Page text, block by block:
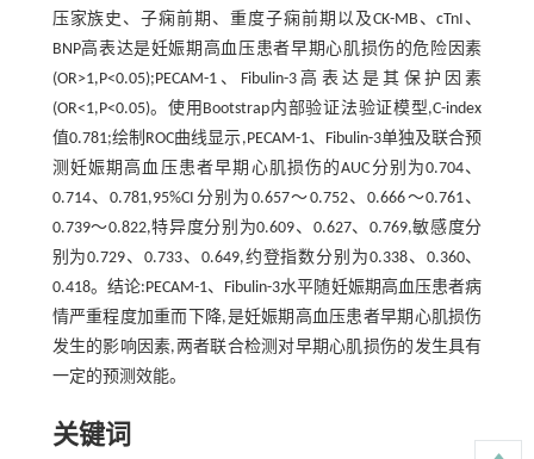
压家族史、子痫前期、重度子痫前期以及CK-MB、cTnI、
BNP高表达是妊娠期高血压患者早期心肌损伤的危险因素
(OR>1,P<0.05);PECAM-1、Fibulin-3高表达是其保护因素
(OR<1,P<0.05)。使用Bootstrap内部验证法验证模型,C-index
值0.781;绘制ROC曲线显示,PECAM-1、Fibulin-3单独及联合预
测妊娠期高血压患者早期心肌损伤的AUC分别为0.704、
0.714、0.781,95%CI分别为0.657～0.752、0.666～0.761、
0.739～0.822,特异度分别为0.609、0.627、0.769,敏感度分
别为0.729、0.733、0.649,约登指数分别为0.338、0.360、
0.418。结论:PECAM-1、Fibulin-3水平随妊娠期高血压患者病
情严重程度加重而下降,是妊娠期高血压患者早期心肌损伤
发生的影响因素,两者联合检测对早期心肌损伤的发生具有
一定的预测效能。
关键词